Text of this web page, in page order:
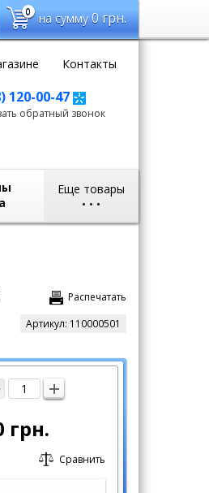
0 на сумму 0грн.
Контакты
120-00-47
обратный
обратный звонок
Еще товары
• • •
Распечатать
Артикул: 110000501
грн.
Сравнить